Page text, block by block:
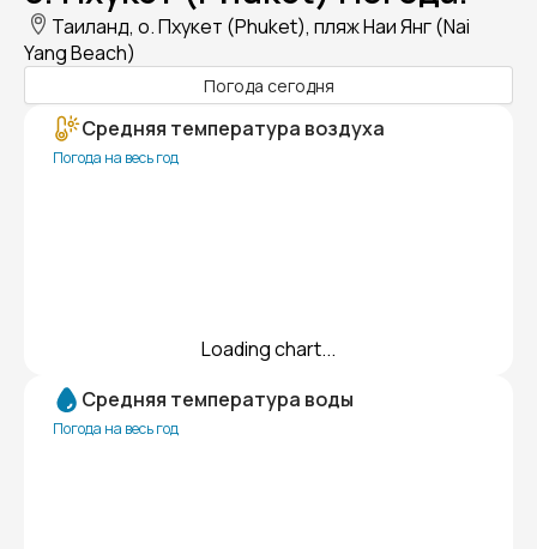
Таиланд, о. Пхукет (Phuket), пляж Наи Янг (Nai
Yang Beach)
Погода сегодня
Средняя температура воздуха
Погода на весь год
Loading chart...
Средняя температура воды
Погода на весь год